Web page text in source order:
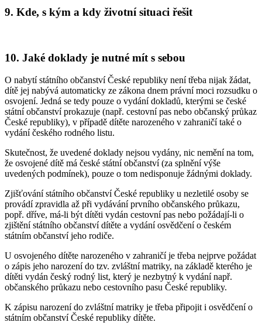
9. Kde, s kým a kdy životní situaci řešit
10. Jaké doklady je nutné mít s sebou
O nabytí státního občanství České republiky není třeba nijak žádat,
dítě jej nabývá automaticky ze zákona dnem právní moci rozsudku o
osvojení. Jedná se tedy pouze o vydání dokladů, kterými se české
státní občanství prokazuje (např. cestovní pas nebo občanský průkaz
České republiky), v případě dítěte narozeného v zahraničí také o
vydání českého rodného listu.
Skutečnost, že uvedené doklady nejsou vydány, nic nemění na tom,
že osvojené dítě má české státní občanství (za splnění výše
uvedených podmínek), pouze o tom nedisponuje žádnými doklady.
Zjišťování státního občanství České republiky u nezletilé osoby se
provádí zpravidla až při vydávání prvního občanského průkazu,
popř. dříve, má-li být dítěti vydán cestovní pas nebo požádají-li o
zjištění státního občanství dítěte a vydání osvědčení o českém
státním občanství jeho rodiče.
U osvojeného dítěte narozeného v zahraničí je třeba nejprve požádat
o zápis jeho narození do tzv. zvláštní matriky, na základě kterého je
dítěti vydán český rodný list, který je nezbytný k vydání např.
občanského průkazu nebo cestovního pasu České republiky.
K zápisu narození do zvláštní matriky je třeba připojit i osvědčení o
státním občanství České republiky dítěte.